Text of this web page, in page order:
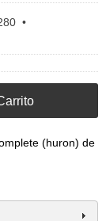
•
(huron) de